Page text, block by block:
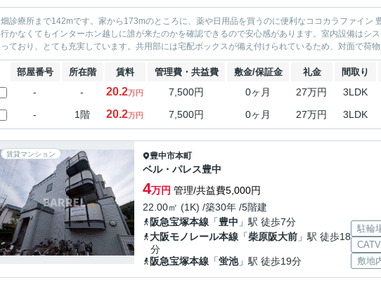
畑診療所まで142mです。家から173mのところに、薬や日用品を買うのに便利なココカラファイン
行かなくてもインターホン越しに誰が来たのかを確認できるので安心感があります。室内設備はシ
っており、とても充実しています。共用部には宅配ボックスが備え付けられているため、対面で荷
部屋番号 所在階 賃料 管理費・共益費 敷金/保証金 礼金 間取り
- - 20.2万円 7,500円 0ヶ月 27万円 3LDK
- 1階 20.2万円 7,500円 0ヶ月 27万円 3LDK
賃貸マンション 豊中市本町
ベル・パレス豊中
4万円 管理/共益費5,000円
22.00㎡ (1K) /築30年 /5階建
阪急宝塚本線 「豊中 」駅 徒歩7分
大阪モノレール本線 「柴原阪大前 」駅 徒歩18
分
阪急宝塚本線 「蛍池」駅 徒歩19分
駐輪
CATV
敷地